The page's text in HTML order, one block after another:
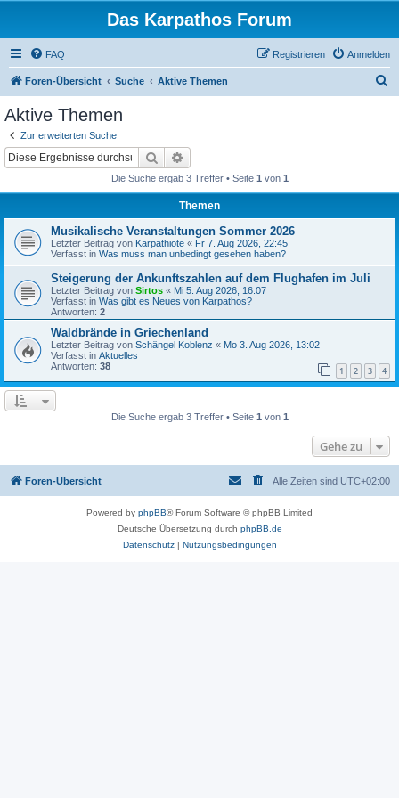
Das Karpathos Forum
FAQ Anmelden
Registrieren
Foren-Übersicht Suche Aktive Themen
Aktive Themen
Zur erweiterten Suche
Suche
Die Suche ergab 3 Treffer • Seite 1 von 1
Themen
Musikalische Veranstaltungen Sommer 2026
Letzter Beitrag von Karpathiote « Fr 7. Aug 2026, 22:45
Verfasst in Was muss man unbedingt gesehen haben?
Steigerung der Ankunftszahlen auf dem Flughafen im Juli
Letzter Beitrag von Sirtos « Mi 5. Aug 2026, 16:07
Verfasst in Was gibt es Neues von Karpathos?
Antworten: 2
Waldbrände in Griechenland
Letzter Beitrag von Schängel Koblenz « Mo 3. Aug 2026, 13:02
Verfasst in Aktuelles
Antworten: 38 1 2 3 4
Die Suche ergab 3 Treffer • Seite 1 von 1
Gehe zu
Foren-Übersicht Alle Zeiten sind UTC+02:00
Powered by phpBB® Forum Software © phpBB Limited
Deutsche Übersetzung durch phpBB.de
Datenschutz| Nutzungsbedingungen